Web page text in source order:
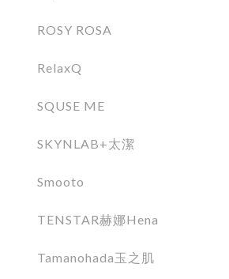
ROSY ROSA
RelaxQ
SQUSE ME
SKYNLAB+太潔
Smooto
TENSTAR赫娜Hena
Tamanohada玉之肌